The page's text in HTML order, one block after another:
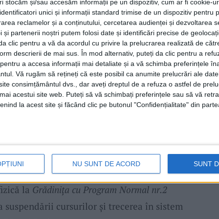
stocăm și/sau accesăm informații pe un dispozitiv, cum ar fi cookie-
unici și informații standard trimise de un dispozitiv pentru
reclamelor și a conținutului, cercetarea audienței și dezvoltarea
și partenerii noștri putem folosi date și identificări precise de
clic pentru a vă da acordul cu privire la prelucrarea realizată de
descrierii de mai sus. În mod alternativ, puteți da clic pentru a
a accesa informații mai detaliate și a vă schimba preferințele
Vă rugăm să rețineți că este posibil ca anumite prelucrări ale
consimțământul dvs., dar aveți dreptul de a refuza o astfel de
acestui site web. Puteți să vă schimbați preferințele sau să vă
la acest site și făcând clic pe butonul "Confidențialitate" din
NU SUNT DE ACORD SUNT
de Sănătate Publică a judeţuluiCaraş-
amintite mai sus vizează
de marţi, 12 octombrie 2021. În
în care a fost constatată încadrarea în
zile mai mare de 6/1.000 de locuitori,
nr. 131/11.10.2021 privind aprobarea
la Grădiniţa cu Program Normal nr.2
suspendării cursurilor şi trecerea în sistem